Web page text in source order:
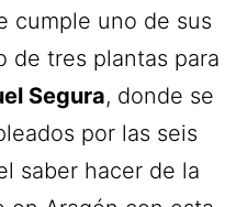
cumple uno de sus
de tres plantas para
Segura, donde se
por las seis
saber hacer de la